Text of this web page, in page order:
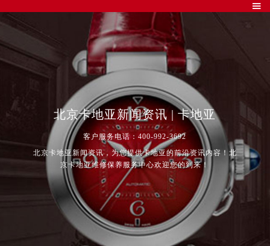

北京卡地亚新闻资讯 | 卡地亚
客户服务电话：400-992-3692
北京卡地亚新闻资讯，为您提供卡地亚的前沿资讯内容！北
京卡地亚维修保养服务中心欢迎您的到来！